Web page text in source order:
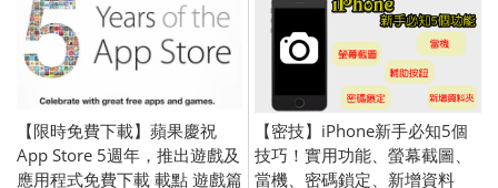
【限時免費下載】蘋果慶祝
App Store 5週年，推出遊戲及
應用程式免費下載 載點 遊戲篇
【密技】iPhone新手必知5個
技巧！實用功能、螢幕截圖、
當機、密碼鎖定、新增資料